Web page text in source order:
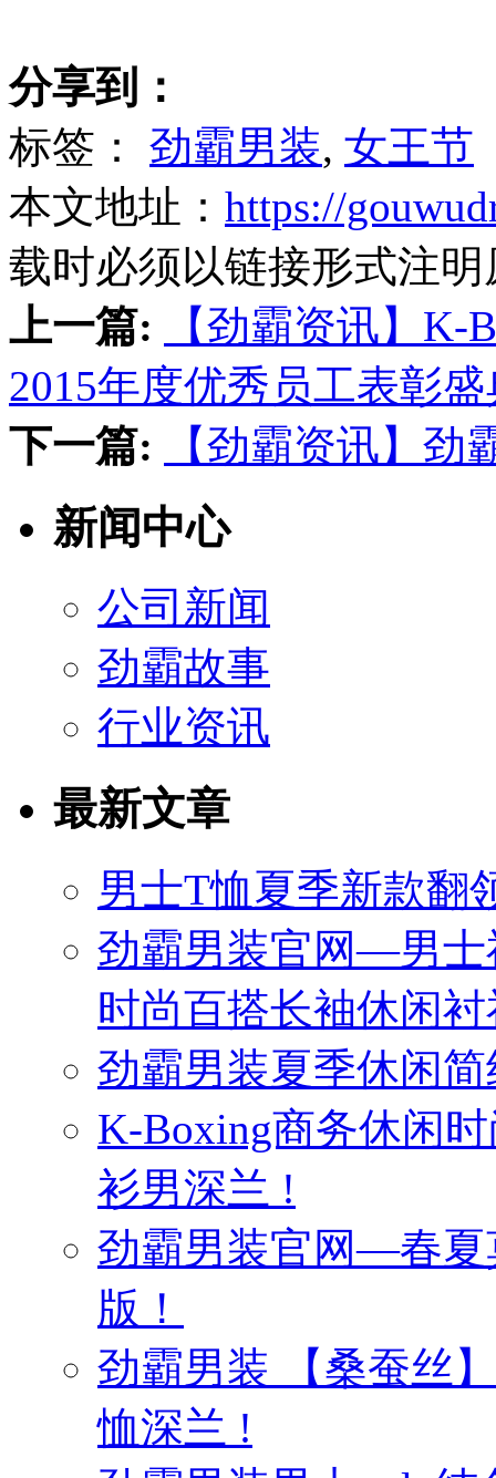
分享到：
标签： 劲霸男装, 女王节
本文地址： https://
载时必须以链接形式注
上一篇:
【劲霸资讯】K-
2015年度优秀员工表彰
下一篇:
【劲霸资讯】劲
新闻中心
公司新闻
劲霸故事
行业资讯
最新文章
男士T恤夏季新款翻
劲霸男装官网—男士
时尚百搭长袖休闲
劲霸男装夏季休闲
K-Boxing商务休闲
衫男深兰 !
劲霸男装官网—春夏
版！
劲霸男装 【桑蚕丝
恤深兰 !